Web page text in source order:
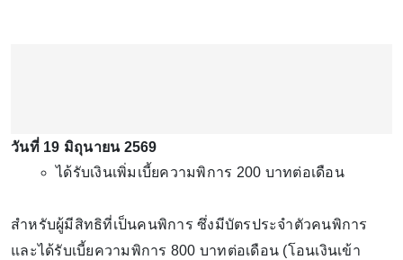
วันที่ 19 มิถุนายน 2569
ได้รับเงินเพิ่มเบี้ยความพิการ 200 บาทต่อเดือน
สำหรับผู้มีสิทธิที่เป็นคนพิการ ซึ่งมีบัตรประจำตัวคนพิการ
และได้รับเบี้ยความพิการ 800 บาทต่อเดือน (โอนเงินเข้า